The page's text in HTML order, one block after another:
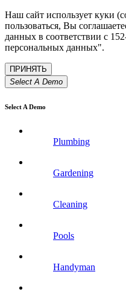
Наш сайт использует куки
пользоваться, Вы
данных в соответствии с
персональных данных".
Select A Demo
Select A Demo
Plumbing
Gardening
Cleaning
Pools
Handyman